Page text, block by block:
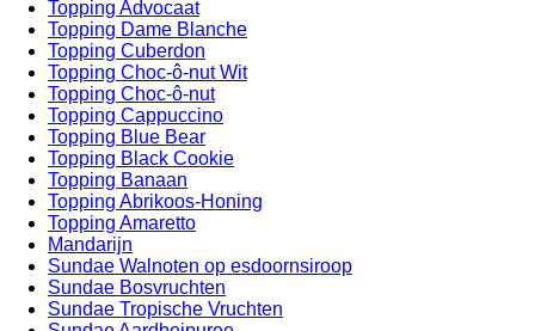
Topping Advocaat
Topping Dame Blanche
Topping Cuberdon
Topping Choc-ô-nut Wit
Topping Choc-ô-nut
Topping Cappuccino
Topping Blue Bear
Topping Black Cookie
Topping Banaan
Topping Abrikoos-Honing
Topping Amaretto
Mandarijn
Sundae Walnoten op esdoornsiroop
Sundae Bosvruchten
Sundae Tropische Vruchten